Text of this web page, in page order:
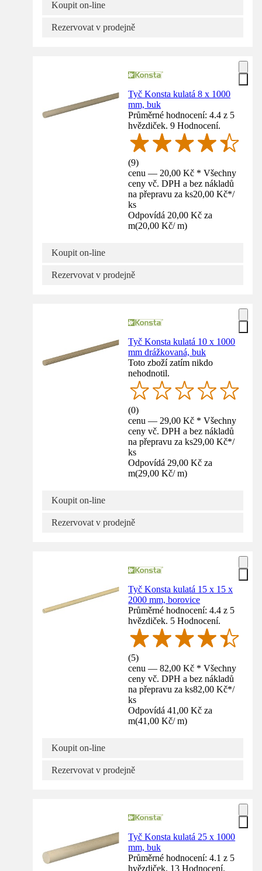
Koupit on-line
Rezervovat v prodejně
Tyč Konsta kulatá 8 x 1000
mm, buk
Průměrné hodnocení: 4.4 z 5
hvězdiček. 9 Hodnocení.
(9)
cenu — 20,00 Kč * Všechny
ceny vč. DPH a bez nákladů
na přepravu za ks20,00 Kč*/
ks
Odpovídá 20,00 Kč za
m(20,00 Kč/ m)
Koupit on-line
Rezervovat v prodejně
Tyč Konsta kulatá 10 x 1000
mm drážkovaná, buk
Toto zboží zatím nikdo
nehodnotil.
(0)
cenu — 29,00 Kč * Všechny
ceny vč. DPH a bez nákladů
na přepravu za ks29,00 Kč*/
ks
Odpovídá 29,00 Kč za
m(29,00 Kč/ m)
Koupit on-line
Rezervovat v prodejně
Tyč Konsta kulatá 15 x 15 x
2000 mm, borovice
Průměrné hodnocení: 4.4 z 5
hvězdiček. 5 Hodnocení.
(5)
cenu — 82,00 Kč * Všechny
ceny vč. DPH a bez nákladů
na přepravu za ks82,00 Kč*/
ks
Odpovídá 41,00 Kč za
m(41,00 Kč/ m)
Koupit on-line
Rezervovat v prodejně
Tyč Konsta kulatá 25 x 1000
mm, buk
Průměrné hodnocení: 4.1 z 5
hvězdiček. 13 Hodnocení.